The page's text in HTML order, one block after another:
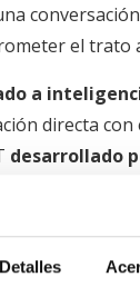
Detalles
el trato
a
directa con
desarrollado
dar
la manera más
de la